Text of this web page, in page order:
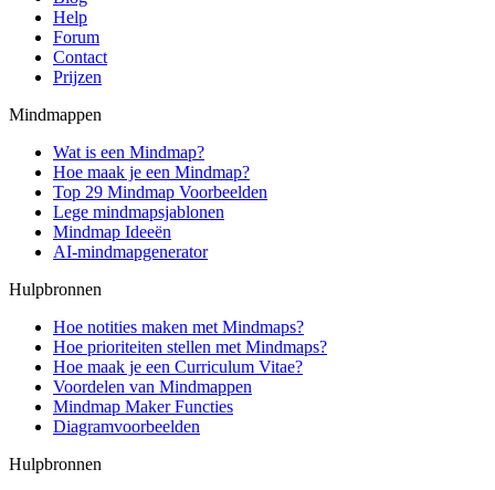
Help
Forum
Contact
Prijzen
Mindmappen
Wat is een Mindmap?
Hoe maak je een Mindmap?
Top 29 Mindmap Voorbeelden
Lege mindmapsjablonen
Mindmap Ideeën
AI-mindmapgenerator
Hulpbronnen
Hoe notities maken met Mindmaps?
Hoe prioriteiten stellen met Mindmaps?
Hoe maak je een Curriculum Vitae?
Voordelen van Mindmappen
Mindmap Maker Functies
Diagramvoorbeelden
Hulpbronnen